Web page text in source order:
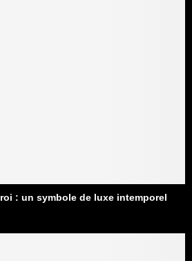
: un symbole de luxe intemporel